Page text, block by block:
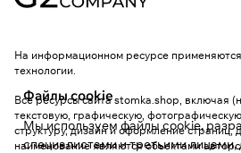
Файлы cookie
Мы используем файлы cookie,
специалистами и третьими лицами,
На информационном ресурсе применяются
технологии.
Все ресурсы сайта stomka.shop, включая
текстовую, графическую,
структуру, дизайн и оформление
наименование являются объектами